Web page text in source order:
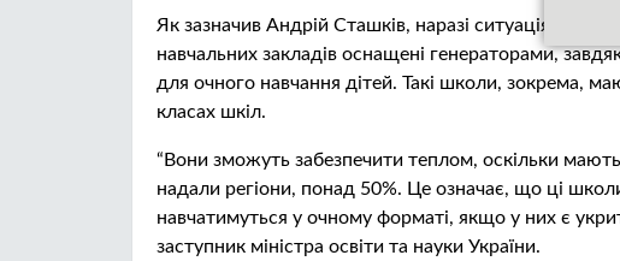
Як зазначив Андрій Сташків, наразі ситуація у
навчальних закладів оснащені генераторами,
для очного навчання дітей. Такі школи, зокрема,
класах шкіл.
“Вони зможуть забезпечити теплом, оскільки
надали регіони, понад 50%. Це означає, що ці
навчатимуться у очному форматі, якщо у них є
заступник міністра освіти та науки України.